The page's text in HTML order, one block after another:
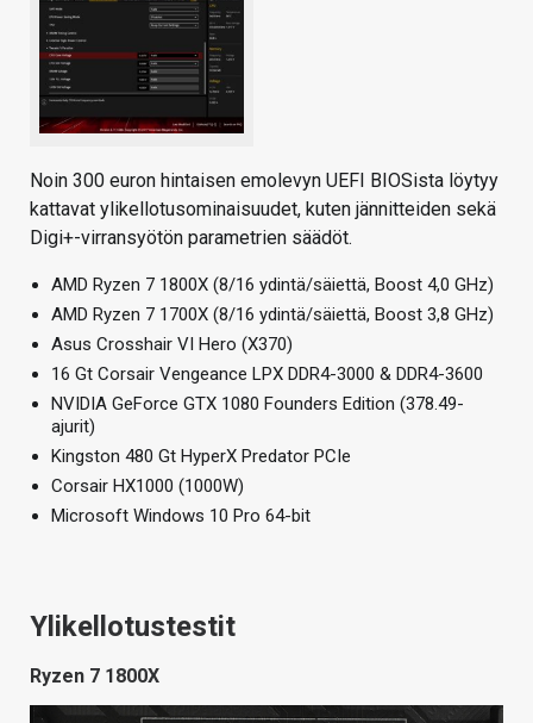
Noin 300 euron hintaisen emolevyn UEFI BIOSista löytyy
kattavat ylikellotusominaisuudet, kuten jännitteiden sekä
Digi+-virransyötön parametrien säädöt.
AMD Ryzen 7 1800X (8/16 ydintä/säiettä, Boost 4,0 GHz)
AMD Ryzen 7 1700X (8/16 ydintä/säiettä, Boost 3,8 GHz)
Asus Crosshair VI Hero (X370)
16 Gt Corsair Vengeance LPX DDR4-3000 & DDR4-3600
NVIDIA GeForce GTX 1080 Founders Edition (378.49-
ajurit)
Kingston 480 Gt HyperX Predator PCIe
Corsair HX1000 (1000W)
Microsoft Windows 10 Pro 64-bit
Ylikellotustestit
Ryzen 7 1800X